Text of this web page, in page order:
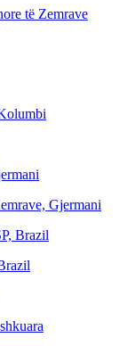
të Zemrave
Gjermani
Brazil